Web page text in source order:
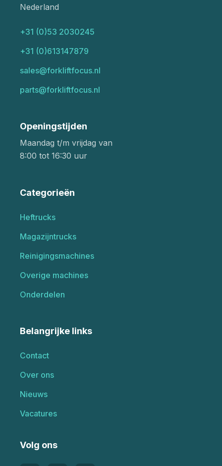
Nederland
+31 (0)53 2030245
+31 (0)613147879
sales@forkliftfocus.nl
parts@forkliftfocus.nl
Openingstijden
Maandag t/m vrijdag van
8:00 tot 16:30 uur
Categorieën
Heftrucks
Magazijntrucks
Reinigingsmachines
Overige machines
Onderdelen
Belangrijke links
Contact
Over ons
Nieuws
Vacatures
Volg ons